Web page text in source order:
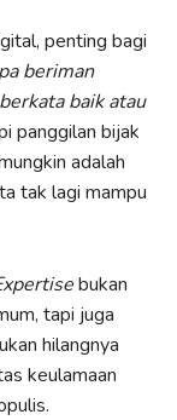
penting bagi
beriman
baik atau
panggilan bijak
adalah
tak lagi mampu
bukan
tapi juga
hilangnya
keulamaan